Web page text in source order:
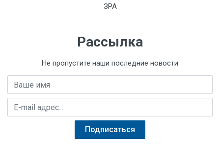
ЗРА
Рассылка
Не пропустите наши последние новости
Подписаться